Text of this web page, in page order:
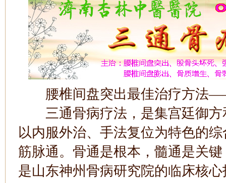
腰椎间盘突出最佳治疗方法
三通骨病疗法，是集宫廷御方
以内服外治、手法复位为特色的
筋脉通。骨通是根本，髓通是关
是山东神州骨病研究院的临床核